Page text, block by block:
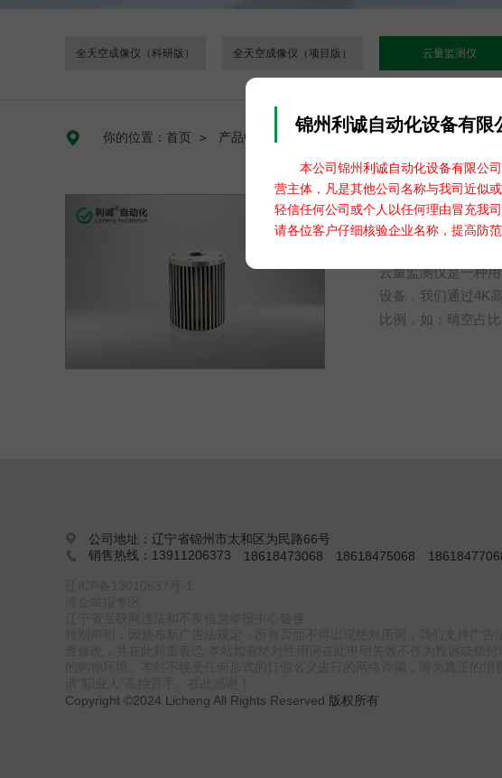
锦州利诚自动化设备有限
本公司锦州利诚自动化设备有限公司
营主体，凡是其他公司名称与我司近似
轻信任何公司或个人以任何理由冒充我
请各位客户仔细核验企业名称，提高防
全天空成像仪（科研版） 全天空成像仪（项目版） 云量监测仪
 你的位置：首页 ＞ 产品中心 云量监测仪器 ＞ 云量监测仪
云量监测仪
云量监测仪是一种
设备，我们通过4K
比例，如：晴空占
 公司地址：辽宁省锦州市太和区为民路66号
 销售热线：13911206373 18618473068 18618475068
Copyright ©2024 Licheng All Rights Reserved 版权所有